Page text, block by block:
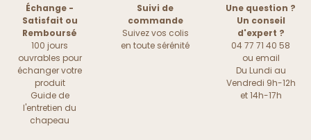
Échange -
Satisfait ou
Remboursé
100 jours
ouvrables pour
échanger votre
produit
Guide de
l'entretien du
chapeau
Suivi de
commande
Suivez vos colis
en toute sérénité
Une question ?
Un conseil
d'expert ?
04 77 71 40 58
ou email
Du Lundi au
Vendredi 9h-12h
et 14h-17h